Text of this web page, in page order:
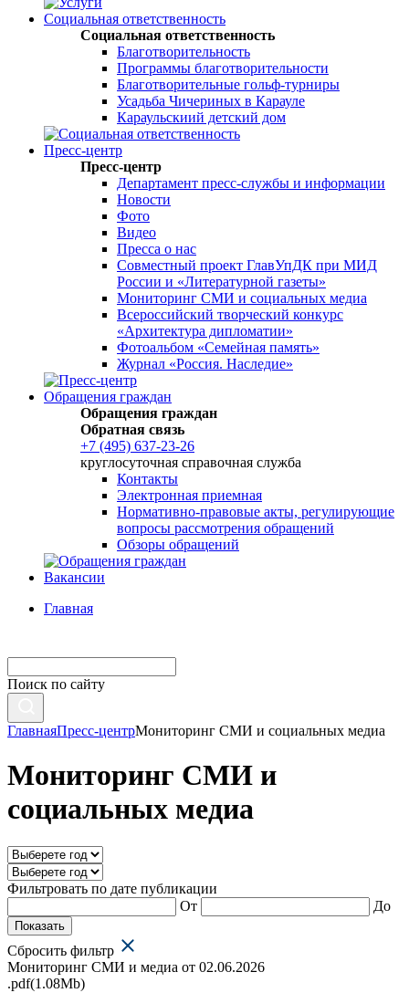
Социальная ответственность
Социальная ответственность
Благотворительность
Программы благотворительности
Благотворительные гольф-турниры
Усадьба Чичериных в Карауле
Караульскиий детский дом
Пресс-центр
Пресс-центр
Департамент пресс-службы и информации
Новости
Фото
Видео
Пресса о нас
Совместный проект ГлавУпДК при МИД
России и «Литературной газеты»
Мониторинг СМИ и социальных медиа
Всероссийский творческий конкурс
«Архитектура дипломатии»
Фотоальбом «Семейная память»
Журнал «Россия. Наследие»
Обращения граждан
Обращения граждан
Обратная связь
+7 (495) 637-23-26
круглосуточная справочная служба
Контакты
Электронная приемная
Нормативно-правовые акты, регулирующие
вопросы рассмотрения обращений
Обзоры обращений
Вакансии
Главная
Поиск по сайту
ГлавнаяПресс-центрМониторинг СМИ и социальных медиа
Мониторинг СМИ и
социальных медиа
Фильтровать по дате публикации
От
До
Показать
Сбросить фильтр
Мониторинг СМИ и медиа от 02.06.2026
.pdf(1.08Mb)